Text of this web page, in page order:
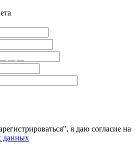
я даю согласие на
данных